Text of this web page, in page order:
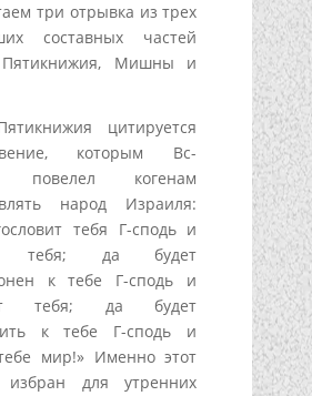
три отрывка из трех
составных частей
Мишны и
цитируется
которым Вс-
повелел когенам
народ Израиля:
тебя Г-сподь и
тебя; да будет
к тебе Г-сподь и
тебя; да будет
к тебе Г-сподь и
мир!» Именно этот
избран для утренних